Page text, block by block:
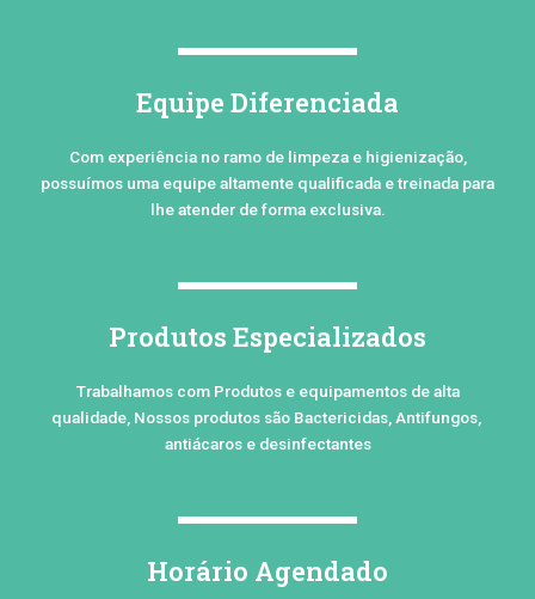
Equipe Diferenciada
Com experiência no ramo de limpeza e higienização,
possuímos uma equipe altamente qualificada e treinada para
lhe atender de forma exclusiva.
Produtos Especializados
Trabalhamos com Produtos e equipamentos de alta
qualidade, Nossos produtos são Bactericidas, Antifungos,
antiácaros e desinfectantes
Horário Agendado